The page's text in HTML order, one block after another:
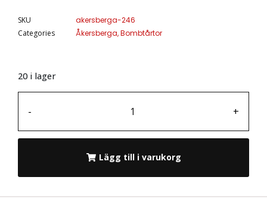
SKU
akersberga-246
Categories
Åkersberga,Bombtårtor
20 i lager
- +
Lägg till i varukorg